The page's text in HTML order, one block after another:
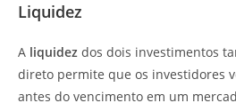
Liquidez
A liquidez dos dois investimentos
direto permite que os investidores
antes do vencimento em um